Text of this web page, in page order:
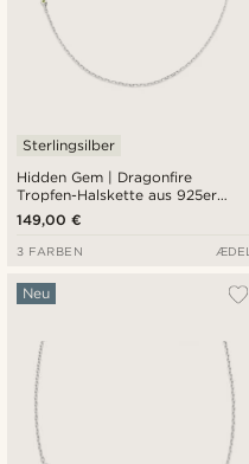
Hidden Gem | Dragonfire
Tropfen-Halskette aus 925er
Sterlingsilber
Sterlingsilber
149,00 €
3 FARBEN ÆDEL
Neu